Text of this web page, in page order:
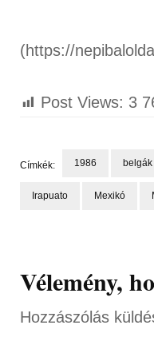
(https://
Post Views: 3
Címkék: 1986 belgák
Irapuato Mexikó
Vélemény,
Hozzászólás